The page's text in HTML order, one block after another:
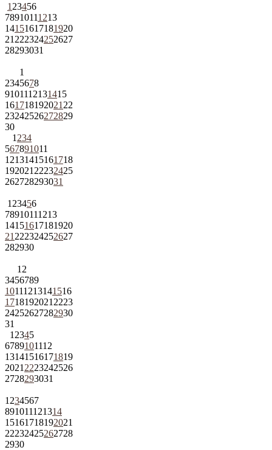
1 23456
78910111213
14151617181920
21 222324252627
28293031
1
2345678
9101112131415
161718192021 22
23242526272829
30
1 234
567891011
12131415161718
192021 22232425
262728293031
1 23456
78910111213
14151617181920
21 222324252627
282930
1 2
3456789
10111213141516
1718192021 2223
24252627282930
31
1 2345
6789101112
13141516171819
2021 2223242526
2728293031
1 234567
891011121314
15161718192021
22232425262728
2930